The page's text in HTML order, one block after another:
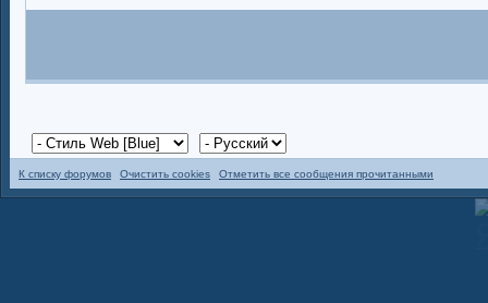
К списку форумов Очистить cookies Отметить все сообщения прочитанными